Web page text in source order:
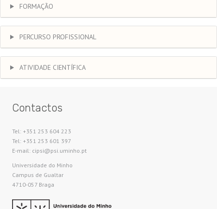
FORMAÇÃO
PERCURSO PROFISSIONAL
ATIVIDADE CIENTÍFICA
Contactos
Tel: +351 253 604 223
Tel: +351 253 601 397
E-mail: cipsi@psi.uminho.pt
Universidade do Minho​
Campus de Gualtar
4710-057 Braga